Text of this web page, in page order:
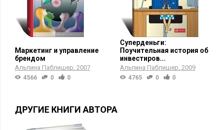
Маркетинг и управление
брендом
Альпина Паблишер 2007
4566 0 0
Суперденьги:
Поучительная история об
инвестиров...
Альпина Паблишер 2009
4765 0 0
ДРУГИЕ КНИГИ АВТОРА